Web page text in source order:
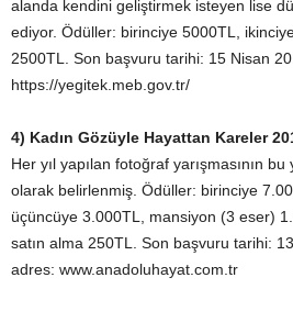
alanda kendini geliştirmek isteyen lise
ediyor. Ödüller: birinciye 5000TL,
2500TL. Son başvuru tarihi: 15 Nisan
https://yegitek.meb.gov.tr/
4) Kadın Gözüyle Hayattan Kareler
Her yıl yapılan fotoğraf yarışmasının
olarak belirlenmiş. Ödüller: birinciye
üçüncüye 3.000TL, mansiyon (3 eser)
satın alma 250TL. Son başvuru tarihi:
adres: www.anadoluhayat.com.tr